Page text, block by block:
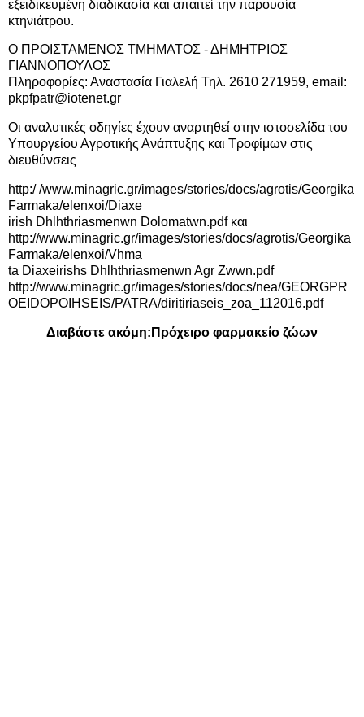
εξειδικευμένη διαδικασία και απαιτεί την παρουσία
κτηνιάτρου.
Ο ΠΡΟΙΣΤΑΜΕΝΟΣ ΤΜΗΜΑΤΟΣ - ΔΗΜΗΤΡΙΟΣ
ΓΙΑΝΝΟΠΟΥΛΟΣ
Πληροφορίες: Αναστασία Γιαλελή Τηλ. 2610 271959, email:
pkpfpatr@iotenet.gr
Οι αναλυτικές οδηγίες έχουν αναρτηθεί στην ιστοσελίδα του
Υπουργείου Αγροτικής Ανάπτυξης και Τροφίμων στις
διευθύνσεις
http:/ /www.minagric.gr/images/stories/docs/agrotis/Georgika
Farmaka/elenxoi/Diaxe
irish Dhlhthriasmenwn Dolomatwn.pdf και
http://www.minagric.gr/images/stories/docs/agrotis/Georgika
Farmaka/elenxoi/Vhma
ta Diaxeirishs Dhlhthriasmenwn Agr Zwwn.pdf
http://www.minagric.gr/images/stories/docs/nea/GEORGPR
OEIDOPOIHSEIS/PATRA/diritiriaseis_zoa_112016.pdf
Διαβάστε ακόμη: Πρόχειρο φαρμακείο ζώων